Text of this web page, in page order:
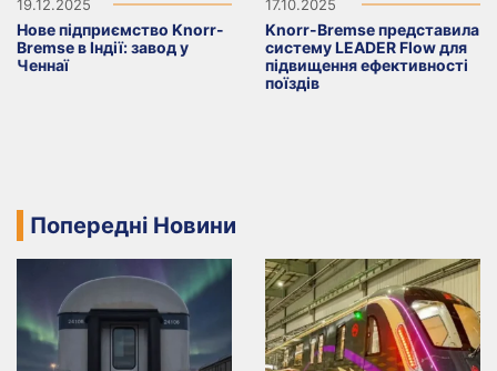
19.12.2025
Нове підприємство Knorr-
Bremse в Індії: завод у
Ченнаї
17.10.2025
Knorr-Bremse представила
систему LEADER Flow для
підвищення ефективності
поїздів
Попередні Новини